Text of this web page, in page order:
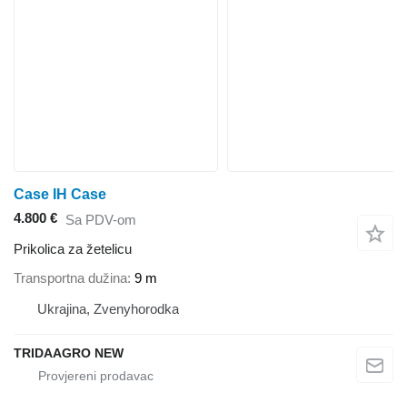
Case IH Case
4.800 € Sa PDV-om
Prikolica za žetelicu
Transportna dužina 9 m
Ukrajina, Zvenyhorodka
TRIDAAGRO NEW